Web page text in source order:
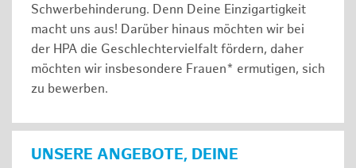
Schwerbehinderung. Denn Deine Einzigartigkeit
macht uns aus! Darüber hinaus möchten wir bei
der HPA die Geschlechtervielfalt fördern, daher
möchten wir insbesondere Frauen* ermutigen, sich
zu bewerben.
UNSERE ANGEBOTE, DEINE